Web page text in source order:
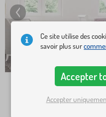
Ce site utilise des
savoir plus sur
Accepter
Accepter